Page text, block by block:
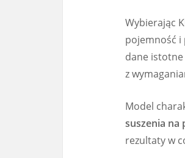
Wybierając
pojemność i
dane istotne
z
Model
suszenia na
rezultaty w